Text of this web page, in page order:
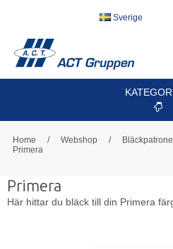
Sverige
Home / Webshop /
Primera
Primera
Här hittar du bläck till din Primera